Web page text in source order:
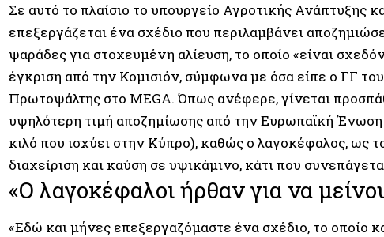
Σε αυτό το πλαίσιο το υπουργείο Αγροτικής Ανάπτυξης
επεξεργάζεται ένα σχέδιο που περιλαμβάνει
ψαράδες για στοχευμένη αλίευση, το οποίο «είναι
έγκριση από την Κομισιόν, σύμφωνα με όσα είπε ο ΓΓ
Πρωτοψάλτης στο MEGA. Όπως ανέφερε, γίνεται
υψηλότερη τιμή αποζημίωσης από την Ευρωπαϊκή
κιλό που ισχύει στην Κύπρο), καθώς ο λαγοκέφαλος, ως
διαχείριση και καύση σε υψικάμινο, κάτι που
«Ο λαγοκέφαλοι ήρθαν για να
«Εδώ και μήνες επεξεργαζόμαστε ένα σχέδιο, το οποίο